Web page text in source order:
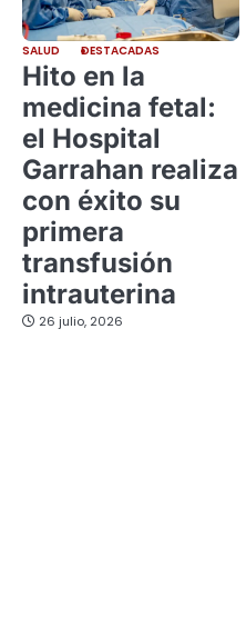
SALUD DESTACADAS
Hito en la
medicina fetal:
el Hospital
Garrahan realiza
con éxito su
primera
transfusión
intrauterina
26 julio, 2026